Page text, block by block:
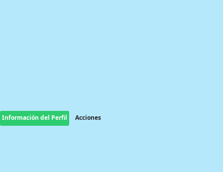
Información del Perfil Acciones